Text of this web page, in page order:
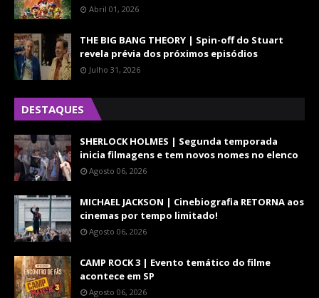
Abril 01, 2026
THE BIG BANG THEORY | Spin-off do Stuart
revela prévia dos próximos episódios
Julho 31, 2026
DESTAQUES
SHERLOCK HOLMES | Segunda temporada
inicia filmagens e tem novos nomes no elenco
Agosto 06, 2026
MICHAEL JACKSON | Cinebiografia RETORNA aos
cinemas por tempo limitado!
Agosto 06, 2026
CAMP ROCK 3 | Evento temático do filme
acontece em SP
Agosto 06, 2026